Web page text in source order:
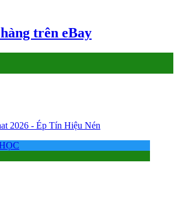
trên eBay